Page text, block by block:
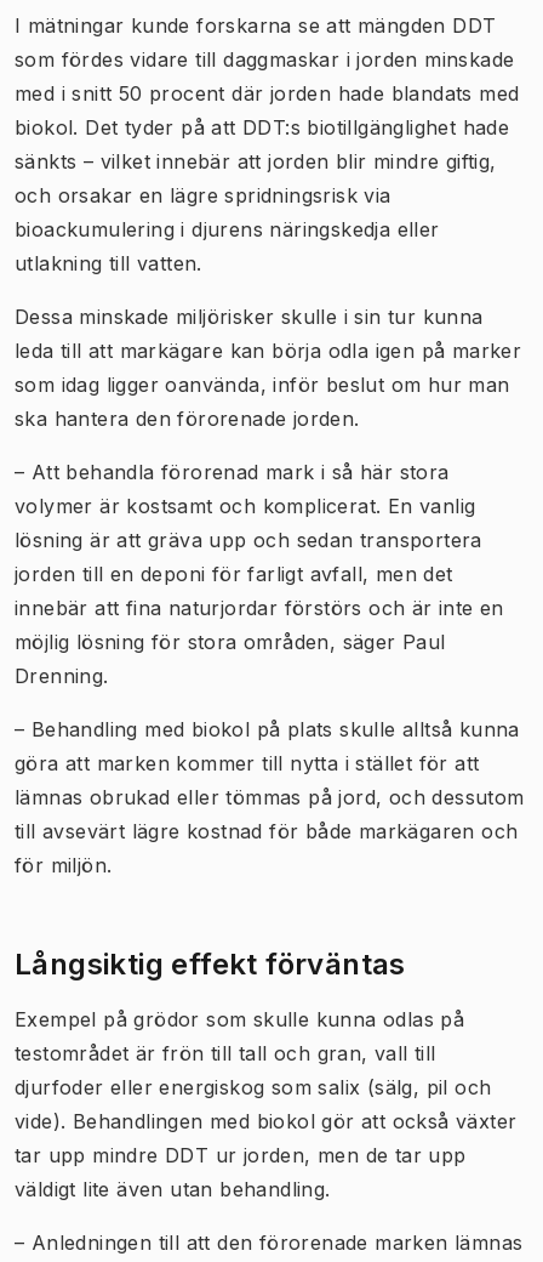
I mätningar kunde forskarna se att mängden DDT
som fördes vidare till daggmaskar i jorden minskade
med i snitt 50 procent där jorden hade blandats med
biokol. Det tyder på att DDT:s biotillgänglighet hade
sänkts – vilket innebär att jorden blir mindre giftig,
och orsakar en lägre spridningsrisk via
bioackumulering i djurens näringskedja eller
utlakning till vatten.
Dessa minskade miljörisker skulle i sin tur kunna
leda till att markägare kan börja odla igen på marker
som idag ligger oanvända, inför beslut om hur man
ska hantera den förorenade jorden.
– Att behandla förorenad mark i så här stora
volymer är kostsamt och komplicerat. En vanlig
lösning är att gräva upp och sedan transportera
jorden till en deponi för farligt avfall, men det
innebär att fina naturjordar förstörs och är inte en
möjlig lösning för stora områden, säger Paul
Drenning.
– Behandling med biokol på plats skulle alltså kunna
göra att marken kommer till nytta i stället för att
lämnas obrukad eller tömmas på jord, och dessutom
till avsevärt lägre kostnad för både markägaren och
för miljön.
Långsiktig effekt förväntas
Exempel på grödor som skulle kunna odlas på
testområdet är frön till tall och gran, vall till
djurfoder eller energiskog som salix (sälg, pil och
vide). Behandlingen med biokol gör att också växter
tar upp mindre DDT ur jorden, men de tar upp
väldigt lite även utan behandling.
– Anledningen till att den förorenade marken lämnas